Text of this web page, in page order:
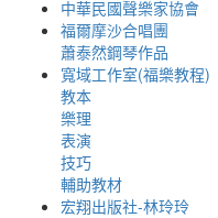
中華民國聲樂家協會
福爾摩沙合唱團
蕭泰然鋼琴作品
寬域工作室(福樂教程)
教本
樂理
表演
技巧
輔助教材
宏翔出版社-林玲玲